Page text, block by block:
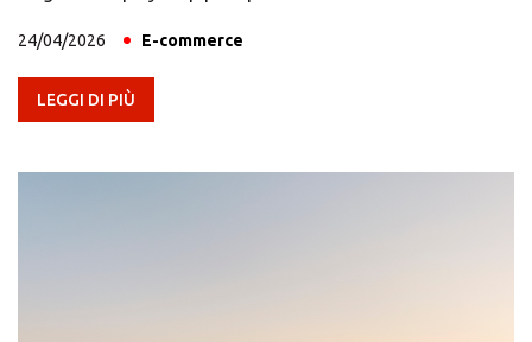
24/04/2026 E-commerce
LEGGI DI PIÙ